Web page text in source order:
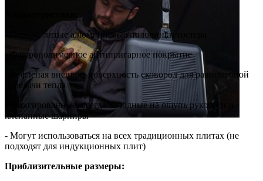
- Легкие, литые алюминиевые половинки тостера
- Флюрополимерное антипригарное покрытие
- Рифленая внешняя поверхность сковород для равномерной
передачи тепла
- Фиксированные, всегда холодные на ощупь рукоятки и
клепанные шарниры
- Могут использоваться на всех традиционных плитах (не
подходят для индукционных плит)
Приблизительные размеры: